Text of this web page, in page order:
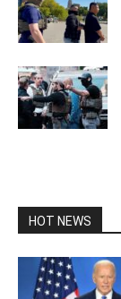
HOT NEWS